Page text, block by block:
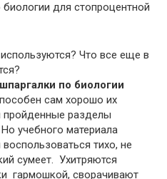
для стопроцентной
Что все еще в
по биологии
сам хорошо их
пройденные разделы
учебного материала
тихо, не
сумеет. Ухитряются
гармошкой, сворачивают